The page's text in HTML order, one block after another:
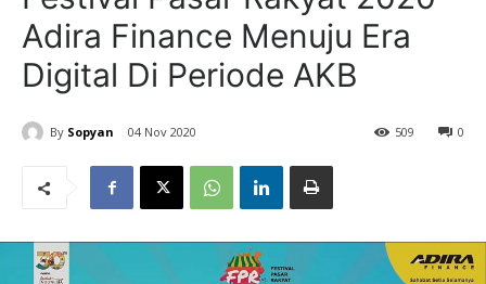
Adira Finance Menuju Era
Digital Di Periode AKB
By Sopyan 04 Nov 2020 0
509